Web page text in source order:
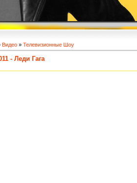
Видео » Телевизионные Шоу
- Леди Гага